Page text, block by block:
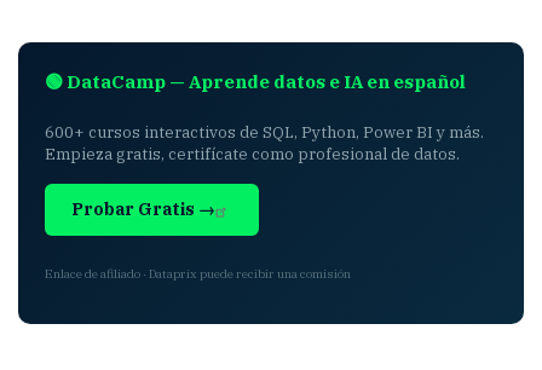
🟢 DataCamp — Aprende datos e IA en español
600+ cursos interactivos de SQL, Python, Power BI y más.
Empieza gratis, certifícate como profesional de datos.
Probar Gratis →
Enlace de afiliado · Dataprix puede recibir una comisión